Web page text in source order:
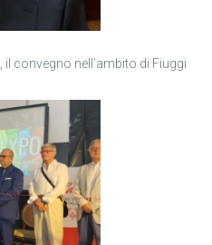
il convegno nell’ambito di Fiuggi